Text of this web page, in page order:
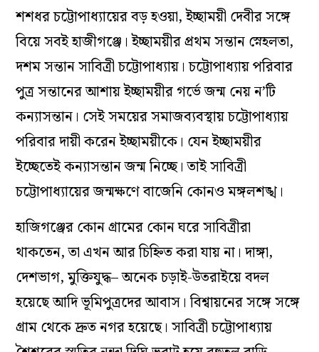
শশধর চট্টোপাধ্যায়ের বড় হওয়া, ইচ্ছাময়ী দেবীর সঙ্গে
বিয়ে সবই হাজীগঞ্জে। ইচ্ছাময়ীর প্রথম সন্তান স্নেহলতা,
দশম সন্তান সাবিত্রী চট্টোপাধ্যায়। চট্টোপাধ্যায় পরিবার
পুত্র সন্তানের আশায় ইচ্ছাময়ীর গর্ভে জন্ম নেয় ন’টি
কন্যাসন্তান। সেই সময়ের সমাজব্যবস্থায় চট্টোপাধ্যায়
পরিবার দায়ী করেন ইচ্ছাময়ীকে। যেন ইচ্ছাময়ীর
ইচ্ছেতেই কন্যাসন্তান জন্ম নিচ্ছে। তাই সাবিত্রী
চট্টোপাধ্যায়ের জন্মক্ষণে বাজেনি কোনও মঙ্গলশঙ্খ।
হাজিগঞ্জের কোন গ্রামের কোন ঘরে সাবিত্রীরা
থাকতেন, তা এখন আর চিহ্নিত করা যায় না। দাঙ্গা,
দেশভাগ, মুক্তিযুদ্ধ– অনেক চড়াই-উতরাইয়ে বদল
হয়েছে আদি ভূমিপুত্রদের আবাস। বিশ্বায়নের সঙ্গে সঙ্গে
গ্রাম থেকে দ্রুত নগর হয়েছে। সাবিত্রী চট্টোপাধ্যায়